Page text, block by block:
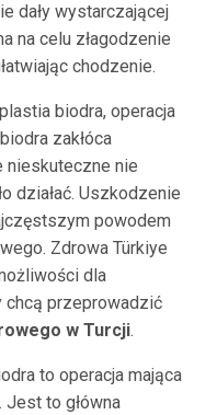
dały wystarczającej
na celu złagodzenie
chodzenie.
biodra, operacja
zakłóca
nieskuteczne nie
działać. Uszkodzenie
powodem
Zdrowa Türkiye
dla
chcą przeprowadzić
w Turcji.
to operacja mająca
Jest to główna